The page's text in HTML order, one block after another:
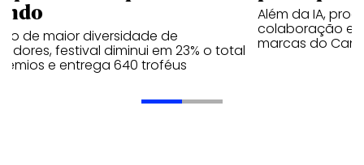
de maior diversidade de
festival diminui em 23% o total
e entrega 640 troféus
Além da IA,
colaboração e
marcas do